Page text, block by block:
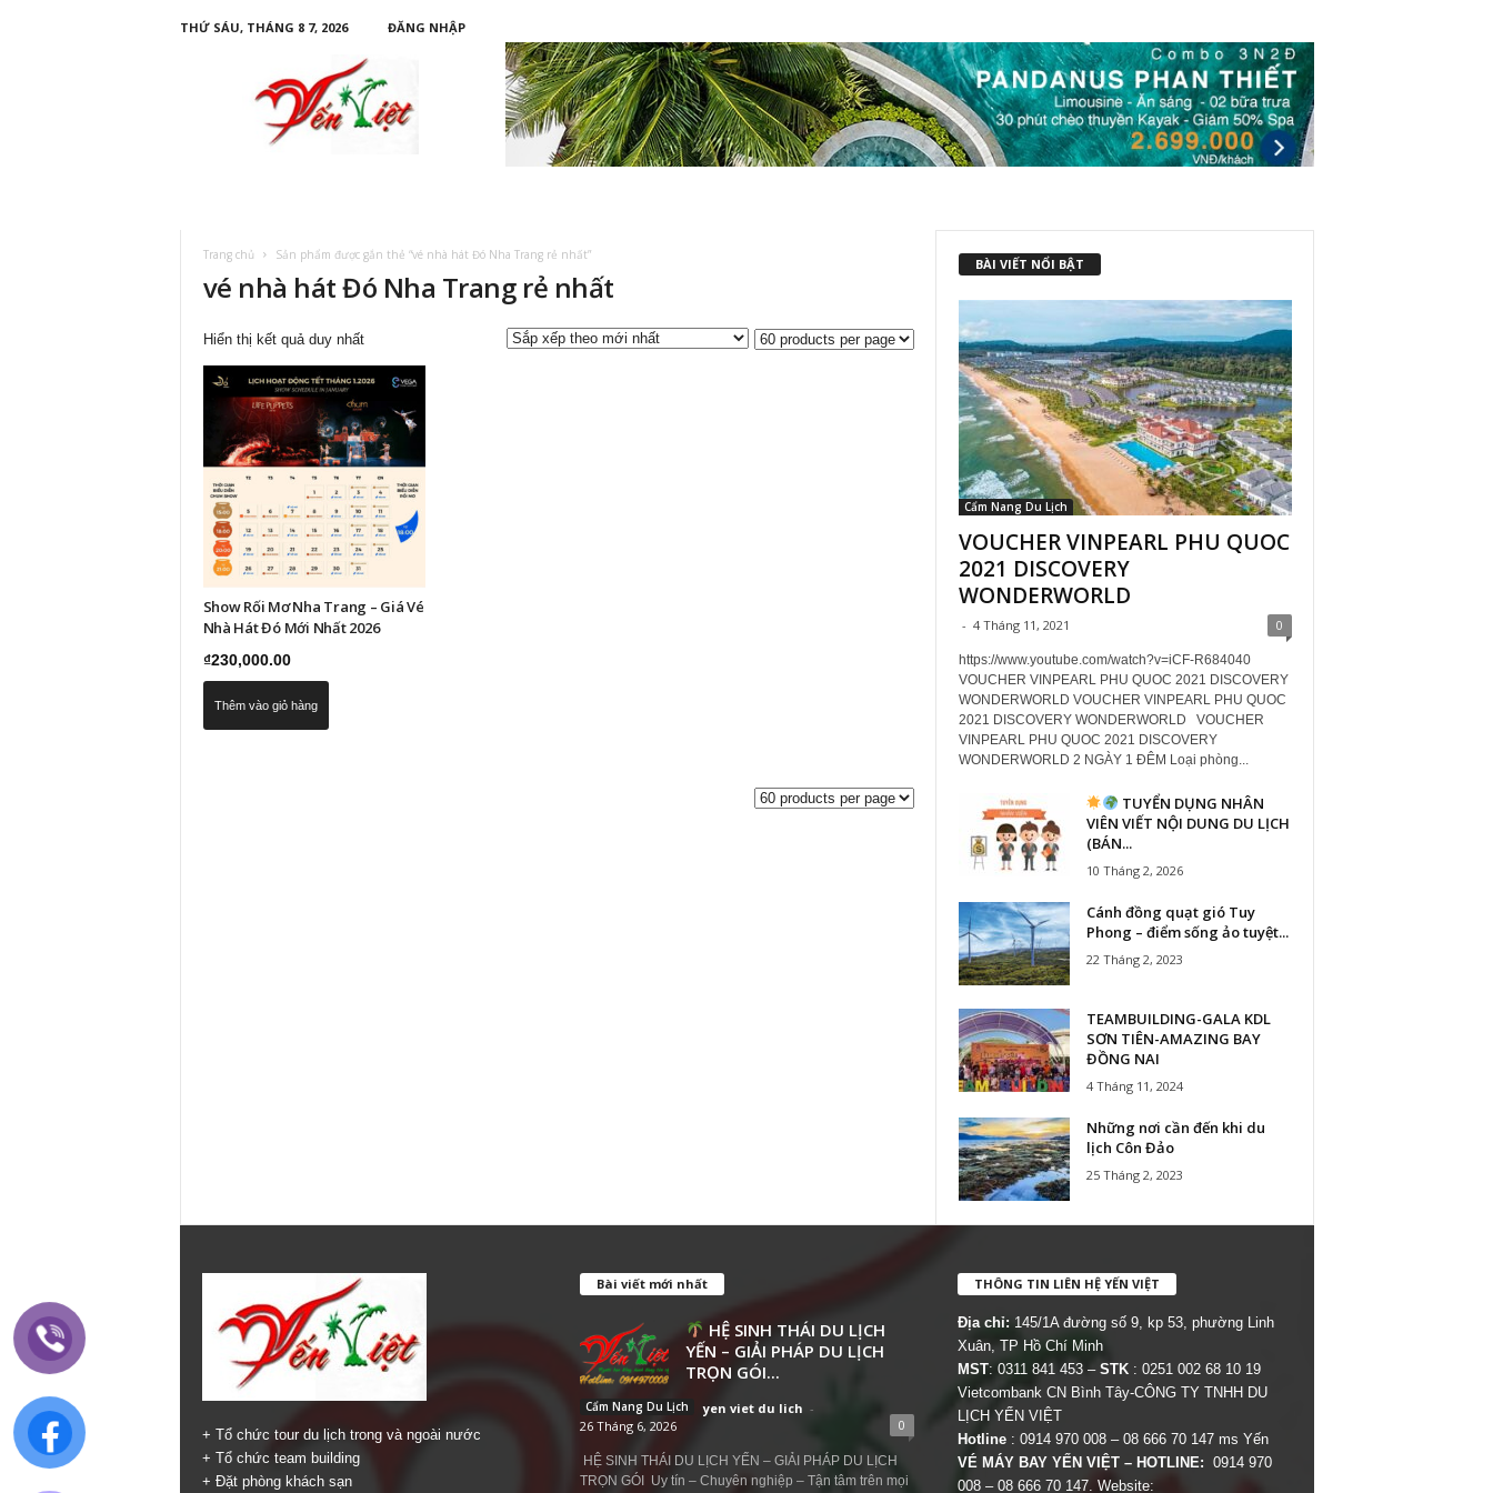
THỨ SÁU, THÁNG 8 7, 2026
ĐĂNG NHẬP
Trang chủ Sản phẩm được gắn thẻ “vé nhà hát Đó Nha Trang rẻ nhất”
vé nhà hát Đó Nha Trang rẻ nhất
Hiển thị kết quả duy nhất
Show Rối Mơ Nha Trang – Giá Vé
Nhà Hát Đó Mới Nhất 2026
₫230,000.00
Thêm vào giỏ hàng
BÀI VIẾT NỔI BẬT
Cẩm Nang Du Lịch
VOUCHER VINPEARL PHU QUOC
2021 DISCOVERY
WONDERWORLD
- 4 Tháng 11, 2021 0
https://www.youtube.com/watch?v=iCF-R684040
VOUCHER VINPEARL PHU QUOC 2021 DISCOVERY
WONDERWORLD VOUCHER VINPEARL PHU QUOC
2021 DISCOVERY WONDERWORLD VOUCHER
VINPEARL PHU QUOC 2021 DISCOVERY
WONDERWORLD 2 NGÀY 1 ĐÊM Loại phòng...
TUYỂN DỤNG NHÂN
VIÊN VIẾT NỘI DUNG DU LỊCH
(BÁN...
10 Tháng 2, 2026
Cánh đồng quạt gió Tuy
Phong – điểm sống ảo tuyệt...
22 Tháng 2, 2023
TEAMBUILDING-GALA KDL
SƠN TIÊN-AMAZING BAY
ĐỒNG NAI
4 Tháng 11, 2024
Những nơi cần đến khi du
lịch Côn Đảo
25 Tháng 2, 2023
+ Tổ chức tour du lịch trong và ngoài nước
+ Tổ chức team building
+ Đặt phòng khách sạn
Bài viết mới nhất
HỆ SINH THÁI DU LỊCH
YẾN – GIẢI PHÁP DU LỊCH
TRỌN GÓI...
Cẩm Nang Du Lịch yen viet du lich -
26 Tháng 6, 2026
0
HỆ SINH THÁI DU LỊCH YẾN – GIẢI PHÁP DU LỊCH
TRỌN GÓI Uy tín – Chuyên nghiệp – Tận tâm trên mọi
THÔNG TIN LIÊN HỆ YẾN VIỆT
Địa chỉ: 145/1A đường số 9, kp 53, phường Linh
Xuân, TP Hồ Chí Minh
MST: 0311 841 453 – STK: 0251 002 68 10 19
Vietcombank CN Bình Tây-CÔNG TY TNHH DU
LỊCH YẾN VIỆT
Hotline : 0914 970 008 – 08 666 70 147 ms Yến
VÉ MÁY BAY YẾN VIỆT – HOTLINE: 0914 970
008 – 08 666 70 147. Website: